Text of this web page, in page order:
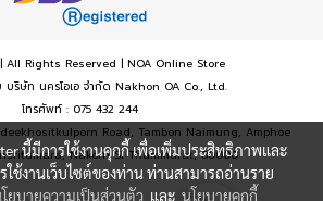
All Rights Reserved | NOA Online Store
บริษัท นครโอเอ จำกัด Nakhon OA Co., Ltd.
โทรศัพท์ : 075 432 244
Road, Tambon Naimung, Amphoe
Nakorn Si Thammarat, 80000
นี้มีการใช้งานคุกกี้ เพื่อเพิ่มประสิทธิภาพและ
ช้งานเว็บไซต์ของท่าน ท่านสามารถอ่านราย
ยบายความเป็นส่วนตัว และ นโยบายคุกกี้